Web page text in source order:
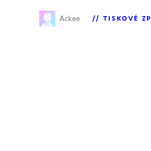
Ackee TISKOVÉ